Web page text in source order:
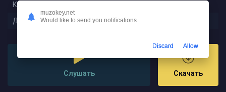
Качество:
Дата релиза:
2025-09-20 02:38:02
Слушать Скачать
muzokey.net
Would like to send you notifications
Discard Allow